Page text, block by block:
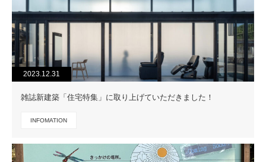
2023.12.31
雑誌新建築「住宅特集」に取り上げていただきました！
INFOMATION